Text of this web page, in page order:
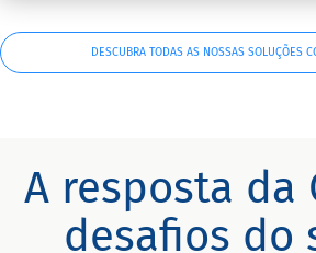
DESCUBRA TODAS AS NOSSAS SOLUÇÕES
A resposta da
desafios do